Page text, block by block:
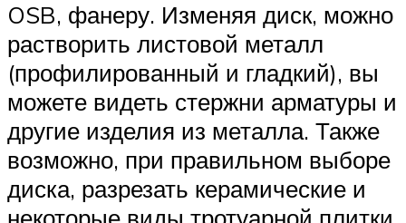
OSB, фанеру. Изменяя диск, можно
растворить листовой металл
(профилированный и гладкий), вы
можете видеть стержни арматуры и
другие изделия из металла. Также
возможно, при правильном выборе
диска, разрезать керамические и